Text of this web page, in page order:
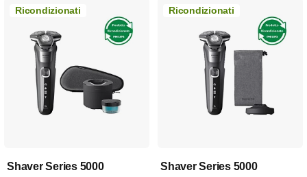
Ricondizionati
Shaver Series 5000
Ricondizionati
Shaver Series 5000